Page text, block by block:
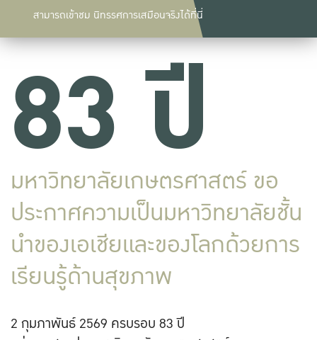
สามารถเข้าชม นิทรรศการเสมือนจริงได้ที่นี่
83 ปี
มหาวิทยาลัยเกษตรศาสตร์ ขอ
ประกาศความเป็นมหาวิทยาลัยชั้น
นำของเอเชียและของโลกด้วยการ
เรียนรู้ด้านสุขภาพ
2 กุมภาพันธ์ 2569 ครบรอบ 83 ปี